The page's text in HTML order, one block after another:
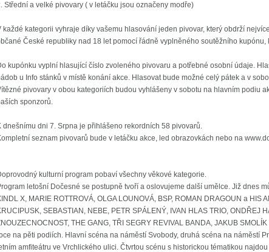
Střední a velké pivovary ( v letáčku jsou označeny modře)
každé kategorii vyhraje díky vašemu hlasování jeden pivovar, který obdrží
České republiky nad 18 let pomocí řádně vyplněného soutěžního kupónu,
kupónku vyplní hlasující číslo zvoleného pivovaru a potřebné osobní údaje.
u Info stánků v místě konání akce. Hlasovat bude možné celý pátek a v
pivovary v obou kategoriích budou vyhlášeny v sobotu na hlavním podiu
sponzorů.
dnešnímu dni 7. Srpna je přihlášeno rekordních 58 pivovarů.
seznam pivovarů bude v letáčku akce, led obrazovkách nebo na
kulturní program pobaví všechny věkové kategorie.
letošní Dočesné se postupně tvoří a oslovujeme další umělce. Již dnes
X, MARIE ROTTROVÁ, OLGA LOUNOVÁ, BSP, ROMAN DRAGOUN a HIS
SEBASTIAN, NEBE, PETR SPÁLENÝ, IVAN HLAS TRIO, ONDŘEJ
THE GANG, TŘI SEGRY REVIVAL BANDA, JAKUB
na pěti podiích. Hlavní scéna na náměstí Svobody, druhá scéna na náměstí
amfiteátru ve Vrchlického ulici. Čtvrtou scénu s historickou tématikou